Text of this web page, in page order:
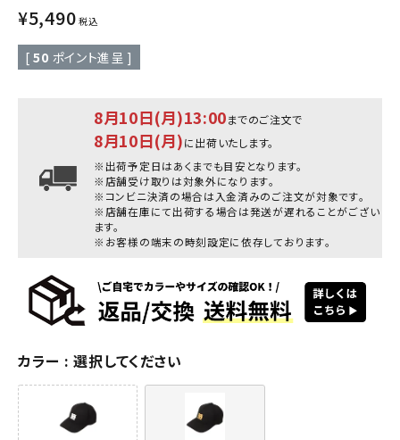
¥5,490 税込
[ 50 ポイント進呈 ]
8月10日(月)13:00までのご注文で
8月10日(月)に出荷いたします。
※出荷予定日はあくまでも目安となります。
※店舗受け取りは対象外になります。
※コンビニ決済の場合は入金済みのご注文が対象です。
※店舗在庫にて出荷する場合は発送が遅れることがござい
ます。
※お客様の端末の時刻設定に依存しております。
カラー 選択してください